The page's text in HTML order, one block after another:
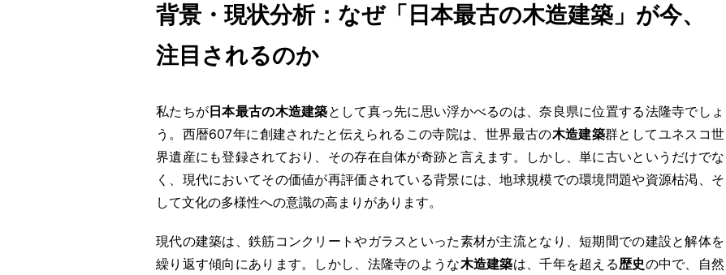
背景・現状分析：なぜ「日本最古の木造建築」が今、
注目されるのか
私たちが日本最古の木造建築として真っ先に思い浮かべるのは、奈良県に位置する法隆寺でしょ
う。西暦607年に創建されたと伝えられるこの寺院は、世界最古の木造建築群としてユネスコ世
界遺産にも登録されており、その存在自体が奇跡と言えます。しかし、単に古いというだけでな
く、現代においてその価値が再評価されている背景には、地球規模での環境問題や資源枯渇、そ
して文化の多様性への意識の高まりがあります。
現代の建築は、鉄筋コンクリートやガラスといった素材が主流となり、短期間での建設と解体を
繰り返す傾向にあります。しかし、法隆寺のような木造建築は、千年を超える歴史の中で、自然